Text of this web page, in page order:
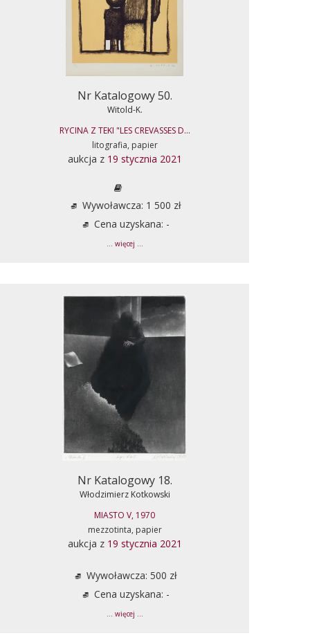
Nr Katalogowy 50.
Witold-K.
RYCINA Z TEKI "LES CREVASSES D...
litografia, papier
aukcja z 19 stycznia 2021
Wywoławcza: 1 500 zł
Cena uzyskana: -
... więcej ...
Nr Katalogowy 18.
Włodzimierz Kotkowski
MIASTO V, 1970
mezzotinta, papier
aukcja z 19 stycznia 2021
Wywoławcza: 500 zł
Cena uzyskana: -
... więcej ...